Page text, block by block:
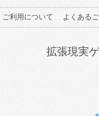
ご利用について よくある
拡張現実